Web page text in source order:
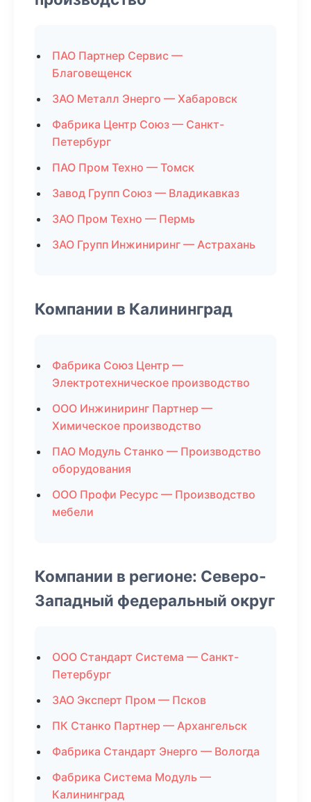
ПАО Партнер Сервис —
Благовещенск
ЗАО Металл Энерго — Хабаровск
Фабрика Центр Союз — Санкт-
Петербург
ПАО Пром Техно — Томск
Завод Групп Союз — Владикавказ
ЗАО Пром Техно — Пермь
ЗАО Групп Инжиниринг — Астрахань
Компании в Калининград
Фабрика Союз Центр —
Электротехническое производство
ООО Инжиниринг Партнер —
Химическое производство
ПАО Модуль Станко — Производство
оборудования
ООО Профи Ресурс — Производство
мебели
Компании в регионе: Северо-
Западный федеральный округ
ООО Стандарт Система — Санкт-
Петербург
ЗАО Эксперт Пром — Псков
ПК Станко Партнер — Архангельск
Фабрика Стандарт Энерго — Вологда
Фабрика Система Модуль —
Калининград